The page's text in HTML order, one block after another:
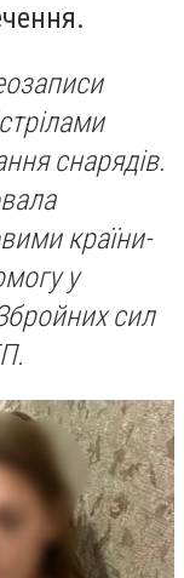
снарядів.
країни-
у
сил